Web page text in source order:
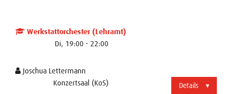
Werkstattorchester (Lehramt)
Di, 19:00 - 22:00
Joschua Lettermann
Konzertsaal (KoS)
Details